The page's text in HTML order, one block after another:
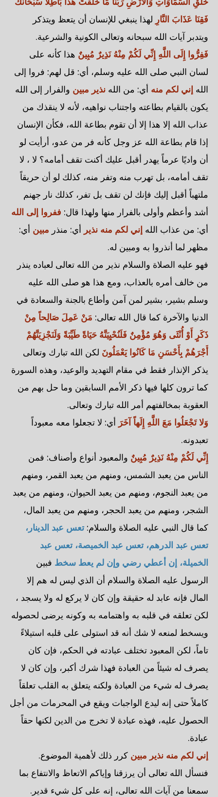
فَقِنَا عَذَابَ النَّارِ لهذا ينبغي للإنسان أن يتعظ ويتذكر
ويتدبر آيات الله سبحانه وتعالى الكونية والشرعية.
فَفِرُّوا إِلَى اللَّهِ إِنِّي لَكُمْ مِنْهُ نَذِيرٌ مُبِينٌ هذا كأنه على
لسان النبي صلى الله عليه وسلم، أي: قل لهم: فروا إلى
الله إني لكم منه أي: من الله نذير مبين والفرار إلى الله
يكون بالقيام بطاعته واجتناب نواهيه، لأنه لا ينقذك من
عذاب الله إلا هذا إلا أن تقوم بطاعة الله، فكأن الإنسان
إذا قام بطاعة الله عز وجل كأنه فر من عدو، أرأيت لو
أن واديًا عرماً يهدر أقبل عليك أكنت تقف أمامه؟ لا ، لا
تقف أمامه، بل تهرب منه وتفر منه، كذلك لو أن حريقاً
ملتهباً أقبل إليك فإنك لن تقف بل تفر، كذلك نار جهنم
أشد وأعظم وأولى بالفرار منها ولهذا قال: ففروا إلى الله
أي: من عذاب الله إني لكم منه نذير أي: منذر مبين أي:
مظهر لما أنذروا به ومبين له.
فهو عليه الصلاة والسلام نذير من الله تعالى لعباده ينذر
من خالف أمره بالعذاب، ومع هذا هو صلى الله عليه
وسلم بشير، بشير لمن آمن وأطاع بالجنة والسعادة في
الدنيا والآخرة كما قال الله تعالى: مَنْ عَمِلَ صَالِحاً مِنْ
ذَكَرٍ أَوْ أُنْثَى وَهُوَ مُؤْمِنٌ فَلَنُحْيِيَنَّهُ حَيَاةً طَيِّبَةً وَلَنَجْزِيَنَّهُمْ
أَجْرَهُمْ بِأَحْسَنِ مَا كَانُوا يَعْمَلُونَ لكن الله تبارك وتعالى
يذكر الإنذار فقط في مقام التهديد والوعيد، وهذه السورة
كما ترون كلها فيها ذكر الأمم السابقين وما حل بهم من
العقوبة بمخالفتهم أمر الله تبارك وتعالى.
وَلا تَجْعَلُوا مَعَ اللَّهِ إِلَهاً آخَرَ أي: لا تجعلوا معه معبوداً
تعبدونه.
إِنِّي لَكُمْ مِنْهُ نَذِيرٌ مُبِينٌ والمعبود أنواع وأصناف: فمن
الناس من يعبد الشمس، ومنهم من يعبد القمر، ومنهم
من يعبد النجوم، ومنهم من يعبد الحيوان، ومنهم من يعبد
الشجر، ومنهم من يعبد الحجر، ومنهم من يعبد المال،
كما قال النبي عليه الصلاة والسلام: تعس عبد الدينار،
تعس عبد الدرهم، تعس عبد الخميصة، تعس عبد
الخميلة، إن أعطي رضي وإن لم يعط سخط فبين
الرسول عليه الصلاة والسلام أن الذي ليس له هم إلا
المال فإنه عابد له حقيقة وإن كان لا يركع له ولا يسجد ،
لكن تعلقه في قلبه به واهتمامه به وكونه يرضى لحصوله
ويسخط لمنعه لا شك أنه قد استولى على قلبه استيلاءً
تاماً، لكن المعبود تختلف عبادته في الحكم، فإن كان
يصرف له شيئاً من العبادة فهذا شرك أكبر، وإن كان لا
يصرف له شيء من العبادة ولكنه يتعلق به القلب تعلقاً
كاملاً حتى إنه ليدع الواجبات ويقع في المحرمات من أجل
الحصول عليه، فهذه عبادة لا تخرج من الدين لكنها حقاً
عبادة.
إني لكم منه نذير مبين كرر ذلك لأهمية الموضوع.
فنسأل الله تعالى أن يرزقنا وإياكم الاتعاظ والانتفاع بما
سمعنا من آيات الله تعالى، إنه على كل شيء قدير.